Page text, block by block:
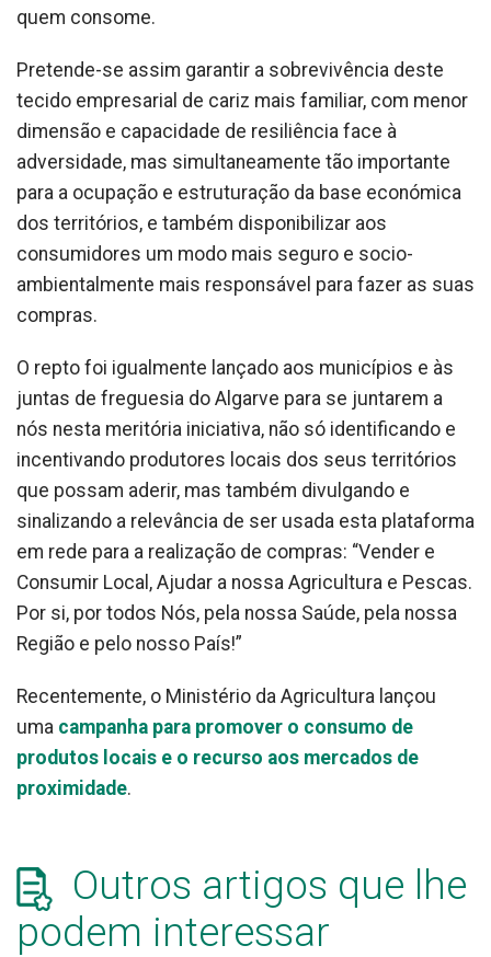
quem consome.
Pretende-se assim garantir a sobrevivência deste
tecido empresarial de cariz mais familiar, com menor
dimensão e capacidade de resiliência face à
adversidade, mas simultaneamente tão importante
para a ocupação e estruturação da base económica
dos territórios, e também disponibilizar aos
consumidores um modo mais seguro e socio-
ambientalmente mais responsável para fazer as suas
compras.
O repto foi igualmente lançado aos municípios e às
juntas de freguesia do Algarve para se juntarem a
nós nesta meritória iniciativa, não só identificando e
incentivando produtores locais dos seus territórios
que possam aderir, mas também divulgando e
sinalizando a relevância de ser usada esta plataforma
em rede para a realização de compras: “Vender e
Consumir Local, Ajudar a nossa Agricultura e Pescas.
Por si, por todos Nós, pela nossa Saúde, pela nossa
Região e pelo nosso País!”
Recentemente, o Ministério da Agricultura lançou
uma campanha para promover o consumo de
produtos locais e o recurso aos mercados de
proximidade.
Outros artigos que lhe
podem interessar